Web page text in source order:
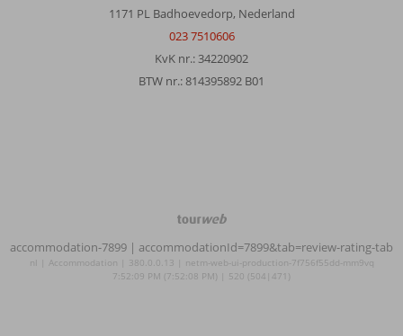
1171 PL Badhoevedorp, Nederland
023 7510606
KvK nr.: 34220902
BTW nr.: 814395892 B01
TourWeb
©
NetMatch
accommodation-7899 | accommodationId=7899&tab=review-rating-tab
nl | Accommodation | 380.0.0.13 | netm-web-ui-production-7f756f55dd-mm9vq
7:52:09 PM (7:52:08 PM) | 520 (504|471)